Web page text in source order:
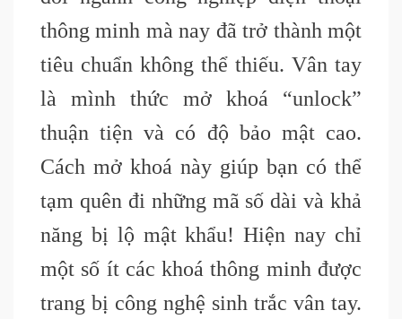
thông minh mà nay đã trở thành một
tiêu chuẩn không thể thiếu. Vân tay
là mình thức mở khoá “unlock”
thuận tiện và có độ bảo mật cao.
Cách mở khoá này giúp bạn có thể
tạm quên đi những mã số dài và khả
năng bị lộ mật khẩu! Hiện nay chỉ
một số ít các khoá thông minh được
trang bị công nghệ sinh trắc vân tay.